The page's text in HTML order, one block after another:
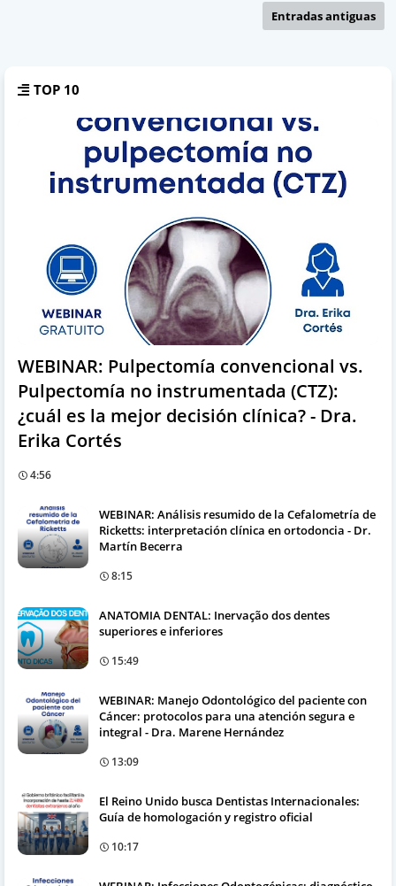
Entradas antiguas
TOP 10
WEBINAR: Pulpectomía convencional vs.
Pulpectomía no instrumentada (CTZ):
¿cuál es la mejor decisión clínica? - Dra.
Erika Cortés
4:56
WEBINAR: Análisis resumido de la Cefalometría de
Ricketts: interpretación clínica en ortodoncia - Dr.
Martín Becerra
8:15
ANATOMIA DENTAL: Inervação dos dentes
superiores e inferiores
15:49
WEBINAR: Manejo Odontológico del paciente con
Cáncer: protocolos para una atención segura e
integral - Dra. Marene Hernández
13:09
El Reino Unido busca Dentistas Internacionales:
Guía de homologación y registro oficial
10:17